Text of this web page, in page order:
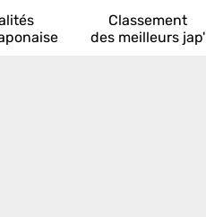
Classement
des meilleurs jap'